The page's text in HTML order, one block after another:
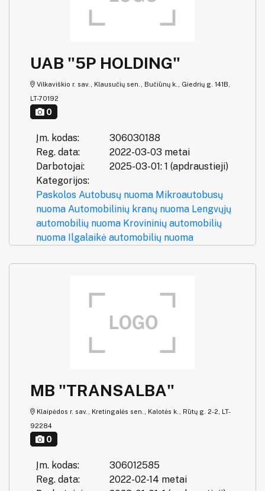
UAB "5P HOLDING"
Vilkaviškio r. sav., Klausučių sen., Bučiūnų k., Giedrių g. 141B,
LT-70192
0
Įm. kodas:
306030188
Reg. data:
2022-03-03 metai
Darbotojai:
2025-03-01: 1 (apdraustieji)
Kategorijos:
Paskolos Autobusų nuoma Mikroautobusų
nuoma Automobilinių kranų nuoma Lengvųjų
automobilių nuoma Krovininių automobilių
nuoma Ilgalaikė automobilių nuoma
MB "TRANSALBA"
Klaipėdos r. sav., Kretingalės sen., Kalotės k., Rūtų g. 2-2, LT-
92284
0
Įm. kodas:
306012585
Reg. data:
2022-02-14 metai